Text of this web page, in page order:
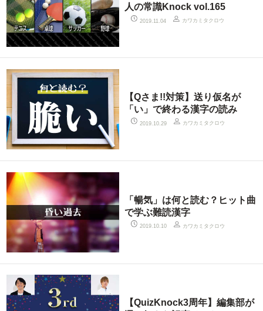
人の常識Knock vol.165
2019.11.04 カワカミタクロウ
【Qさま!!対策】送り仮名が
「い」で終わる漢字の読み
2019.10.29 カワカミタクロウ
「暢気」は何と読む？ヒット曲
で学ぶ難読漢字
2019.10.10 カワカミタクロウ
【QuizKnock3周年】編集部が